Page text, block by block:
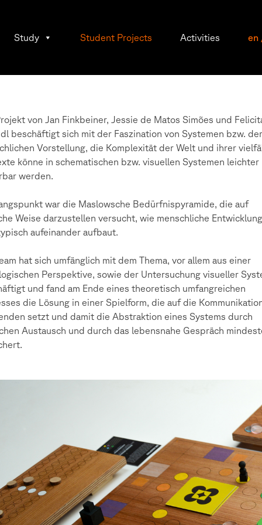
Study Student Projects Activities en
von Jan Finkbeiner, Jessie de Matos Simões und
beschäftigt sich mit der Faszination von Systemen bzw. der
Vorstellung, die Komplexität der Welt und ihrer
könne in schematischen bzw. visuellen Systemen leichter
werden.
war die Maslowsche Bedürfnispyramide, die auf
Weise darzustellen versucht, wie menschliche Entwicklung
aufeinander aufbaut.
hat sich umfänglich mit dem Thema, vor allem aus einer
Perspektive, sowie der Untersuchung visueller
und fand am Ende eines theoretisch umfangreichen
die Lösung in einer Spielform, die auf die
setzt und damit die Abstraktion eines Systems durch
Austausch und durch das lebensnahe Gespräch